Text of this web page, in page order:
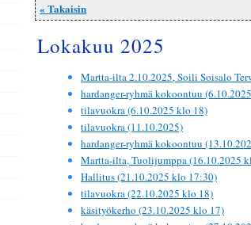
« Takaisin
Lokakuu 2025
Martta-ilta 2.10.2025, Soili Soisalo
hardanger-ryhmä kokoontuu
tilavuokra (6.10.2025 klo 18)
tilavuokra (11.10.2025)
hardanger-ryhmä kokoontuu
Martta-ilta, Tuolijumppa (16.10.2025
Hallitus (21.10.2025 klo 17:30)
tilavuokra (22.10.2025 klo 18)
käsityökerho (23.10.2025 klo 17)